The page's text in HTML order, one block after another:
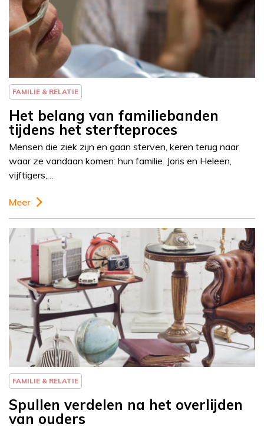
Column
Else-Marie van den
Eerenbeemt
FAMILIE & RELATIE
Het belang van familiebanden
tijdens het sterfteproces
Mensen die ziek zijn en gaan sterven, keren terug naar
waar ze vandaan komen: hun familie. Joris en Heleen,
vijftigers,…
Meer
Column
Else-Marie van den
Eerenbeemt
FAMILIE & RELATIE
Spullen verdelen na het overlijden
van ouders